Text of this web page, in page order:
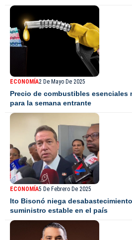
ECONOMÍA2 De Mayo De 2025
Precio de combustibles esenciales
para la semana entrante
ECONOMÍA5 De Febrero De 2025
Ito Bisonó niega
suministro estable en el país